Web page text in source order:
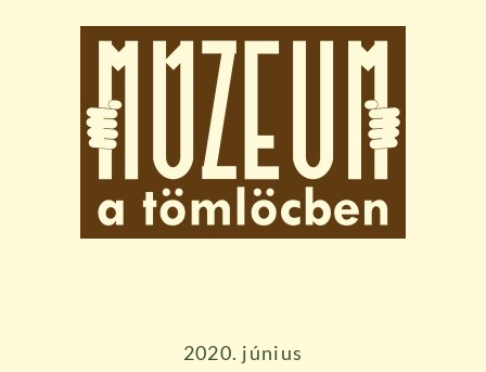
2020. június